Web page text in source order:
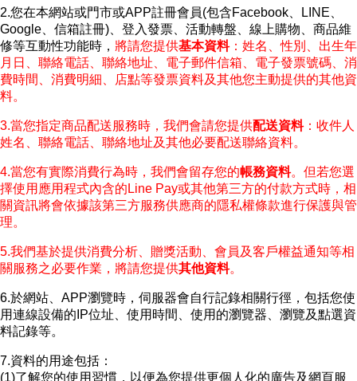
2.您在本網站或門市或APP註冊會員(包含Facebook、LINE、
Google、信箱註冊)、登入發票、活動轉盤、線上購物、商品維
修等互動性功能時， 將請您提供基本資料：姓名、性別、出生年
月日、聯絡電話、聯絡地址、電子郵件信箱、電子發票號碼、消
費時間、消費明細、店點等發票資料及其他您主動提供的其他資
料。
3.當您指定商品配送服務時，我們會請您提供配送資料：收件人
姓名、聯絡電話、聯絡地址及其他必要配送聯絡資料。
4.當您有實際消費行為時，我們會留存您的帳務資料。但若您選
擇使用應用程式內含的Line Pay或其他第三方的付款方式時，相
關資訊將會依據該第三方服務供應商的隱私權條款進行保護與管
理。
5.我們基於提供消費分析、贈獎活動、會員及客戶權益通知等相
關服務之必要作業，將請您提供其他資料。
6.於網站、APP瀏覽時，伺服器會自行記錄相關行徑，包括您使
用連線設備的IP位址、使用時間、使用的瀏覽器、瀏覽及點選資
料記錄等。
7.資料的用途包括：
(1)了解您的使用習慣，以便為您提供更個人化的廣告及網頁服